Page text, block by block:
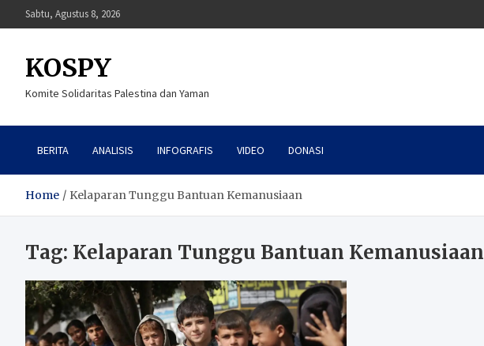
to
Sabtu, Agustus 8, 2026
KOSPY
Komite Solidaritas Palestina dan Yaman
BERITA ANALISIS INFOGRAFIS VIDEO DONASI
Home Kelaparan Tunggu Bantuan Kemanusiaan
Tag: Kelaparan Tunggu Bantuan Kemanusiaan